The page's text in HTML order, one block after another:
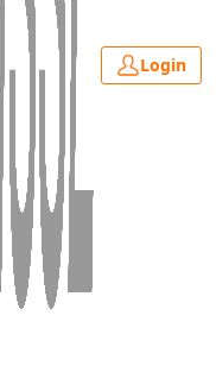
Login